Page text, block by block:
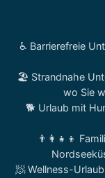
♿ Barrierefreie
🏖️ Strandnahe
wo Sie
🐕 Urlaub mit
👨‍👩‍👧‍👦
🧖 Wellness-